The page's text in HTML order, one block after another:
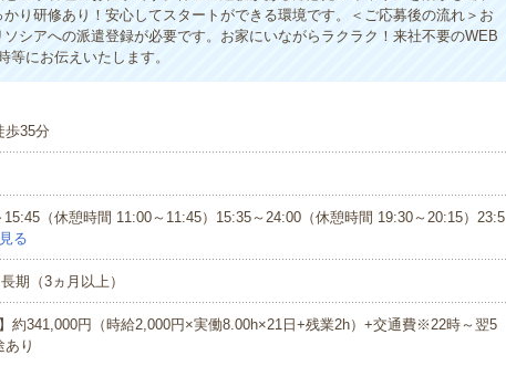
り研修あり！安心してスタートができる環境です。＜ご応募後の流れ＞お
シアへの派遣登録が必要です。お家にいながらラクラク！来社不要のWEB
にお伝えいたします。
歩35分
（休憩時間 11:00～11:45）15:35～24:00（休憩時間 19:30～20:15）23:5
る
期（3ヵ月以上）
約341,000円（時給2,000円×実働8.00h×21日+残業2h）+交通費※22時～翌5
あり